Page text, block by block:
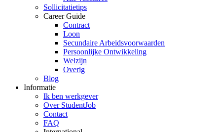
Sollicitatietips
Career Guide
Contract
Loon
Secundaire Arbeidsvoorwaarden
Persoonlijke Ontwikkeling
Welzijn
Overig
Blog
Informatie
Ik ben werkgever
Over StudentJob
Contact
FAQ